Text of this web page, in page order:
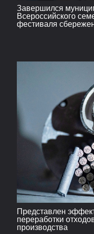
Завершился
Всероссийского
фестиваля
Представлен
переработки
производства